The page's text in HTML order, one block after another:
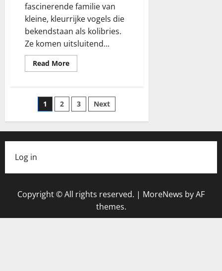
fascinerende familie van
kleine, kleurrijke vogels die
bekendstaan als kolibries.
Ze komen uitsluitend...
Read MoreRead
more
kolibries
Posts
pagination
1 2 3 Next
Log in
Copyright © All rights reserved. | MoreNews by AF
themes.